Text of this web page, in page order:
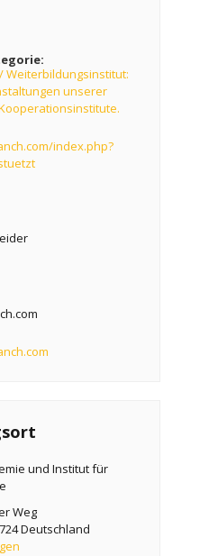
unserer
index.php?
und Institut für
Weg
Deutschland